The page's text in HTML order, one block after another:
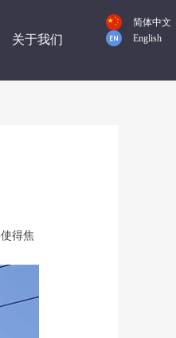
关于我们
简体中文
English
得焦